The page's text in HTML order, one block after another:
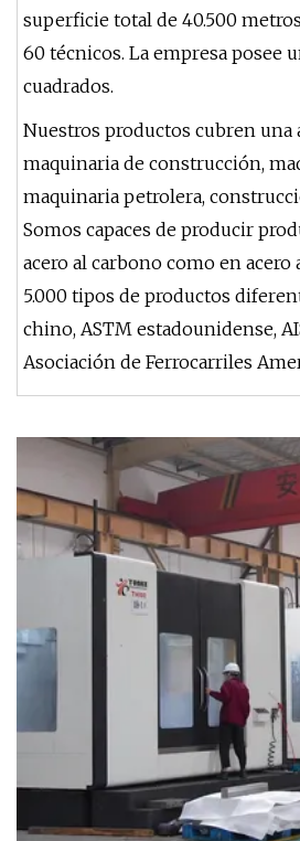
superficie total de 40.500
60 técnicos. La empresa posee
cuadrados.
Nuestros productos cubren
maquinaria de construcción,
maquinaria petrolera,
Somos capaces de producir
acero al carbono como en
5.000 tipos de productos
chino, ASTM estadounidense,
Asociación de Ferrocarriles